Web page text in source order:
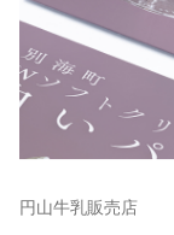
円山牛乳販売店